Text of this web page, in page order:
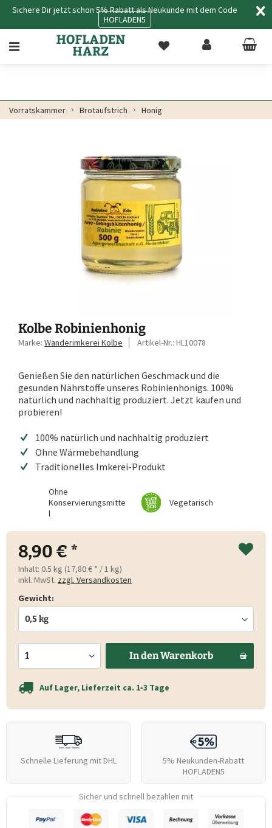
Sichere Dir jetzt schon 5% Rabatt als Neukunde mit dem Code
HOFLADEN5
Vorratskammer Brotaufstrich Honig
Kolbe Robinienhonig
Marke: Wanderimkerei Kolbe Artikel-Nr.: HL10078
Genießen Sie den natürlichen Geschmack und die
gesunden Nährstoffe unseres Robinienhonigs. 100%
natürlich und nachhaltig produziert. Jetzt kaufen und
probieren!
100% natürlich und nachhaltig produziert
Ohne Wärmebehandlung
Traditionelles Imkerei-Produkt
Ohne
Konservierungsmitte
l
Vegetarisch
8,90 € *
Inhalt: 0.5 kg (17,80 € * / 1 kg)
inkl. MwSt. zzgl. Versandkosten
Gewicht:
In denWarenkorb
Auf Lager, Lieferzeit ca. 1‑3 Tage
Schnelle Lieferung mit DHL
5% Neukunden-Rabatt
HOFLADEN5
Sicher und schnell bezahlen mit